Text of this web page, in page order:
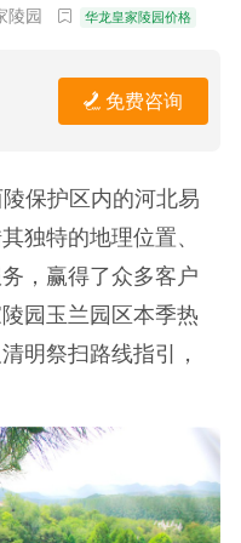
陵园 华龙皇家陵园价格
免费咨询
保护区内的河北易
独特的地理位置、
，赢得了众多客户
园玉兰园区本季热
明祭扫路线指引，